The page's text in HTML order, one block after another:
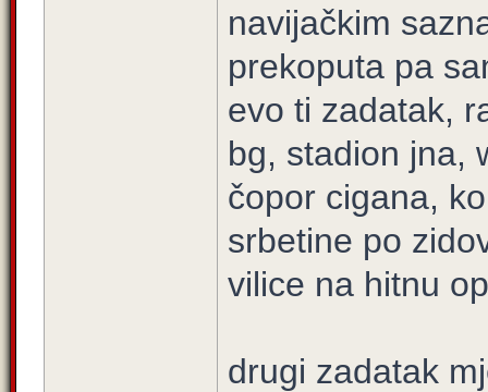
navijačkim
prekoputa pa
evo ti zadatak,
bg, stadion jna,
čopor cigana,
srbetine po
vilice na hitnu
drugi zadatak